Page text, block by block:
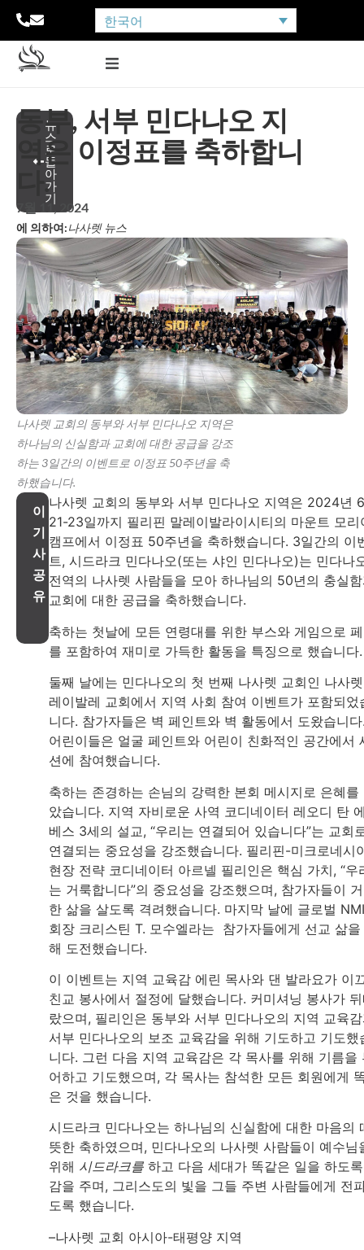
한국어
뉴
스
로
돌
아
가
기
동부, 서부 민다나오 지
역은 이정표를 축하합니
다.
7월 11, 2024
에 의하여:나사렛 뉴스
나사렛 교회의 동부와 서부 민다나오 지역은
하나님의 신실함과 교회에 대한 공급을 강조
하는 3일간의 이벤트로 이정표 50주년을 축
하했습니다.
이
기
사
공
유
나사렛 교회의 동부와 서부 민다나오 지역은 2024년
21-23일까지 필리핀 말레이발라이시티의 마운트 모리
캠프에서 이정표 50주년을 축하했습니다. 3일간의 이
트, 시드라크 민다나오(또는 샤인 민다나오)는 민다나
전역의 나사렛 사람들을 모아 하나님의 50년의 충실
교회에 대한 공급을 축하했습니다.
축하는 첫날에 모든 연령대를 위한 부스와 게임으로
를 포함하여 재미로 가득한 활동을 특징으로 했습니다.
둘째 날에는 민다나오의 첫 번째 나사렛 교회인 나사
레이발레 교회에서 지역 사회 참여 이벤트가 포함되었
니다. 참가자들은 벽 페인트와 벽 활동에서 도왔습니
어린이들은 얼굴 페인트와 어린이 친화적인 공간에서
션에 참여했습니다.
축하는 존경하는 손님의 강력한 본회 메시지로 은혜를
았습니다. 지역 자비로운 사역 코디네이터 레오디 탄
베스 3세의 설교, “우리는 연결되어 있습니다”는 교회
연결되는 중요성을 강조했습니다. 필리핀-미크로네시
현장 전략 코디네이터 아르넬 필리인은 핵심 가치, “우
는 거룩합니다”의 중요성을 강조했으며, 참가자들이
한 삶을 살도록 격려했습니다. 마지막 날에 글로벌 NMI
회장 크리스틴 T. 모수엘라는 참가자들에게 선교 삶을
해 도전했습니다.
이 이벤트는 지역 교육감 에린 목사와 댄 발라요가 이
친교 봉사에서 절정에 달했습니다. 커미셔닝 봉사가
랐으며, 필리인은 동부와 서부 민다나오의 지역 교육
서부 민다나오의 보조 교육감을 위해 기도하고 기도했
니다. 그런 다음 지역 교육감은 각 목사를 위해 기름을
어하고 기도했으며, 각 목사는 참석한 모든 회원에게
은 것을 했습니다.
시드라크 민다나오는 하나님의 신실함에 대한 마음의
뜻한 축하였으며, 민다나오의 나사렛 사람들이 예수님
위해 시드라크를 하고 다음 세대가 똑같은 일을 하도
감을 주며, 그리스도의 빛을 그들 주변 사람들에게 전
도록 했습니다.
–나사렛 교회 아시아-태평양 지역